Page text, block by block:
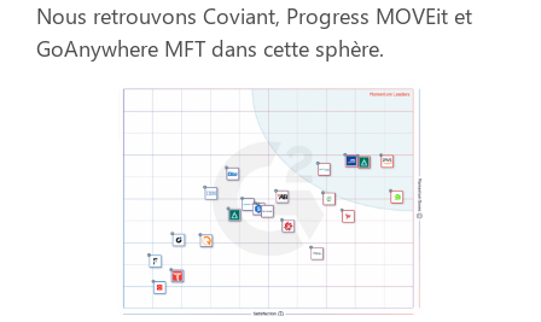
Nous retrouvons Coviant, Progress MOVEit et
GoAnywhere MFT dans cette sphère.